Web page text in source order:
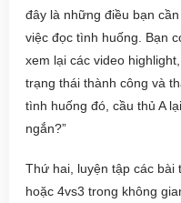
đây là những điều bạn
việc đọc tình huống. Bạn
xem lại các video
trạng thái thành công và
tình huống đó, cầu thủ A
ngắn?”
Thứ hai, luyện tập các bài
hoặc 4vs3 trong không